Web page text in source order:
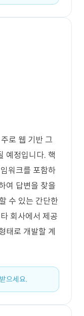
로 웹 기반 그
예정입니다. 핵
워크를 포함하
여 답변을 찾을
수 있는 간단한
회사에서 제공
태로 개발할 계
으세요.